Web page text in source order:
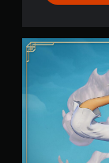
L
e